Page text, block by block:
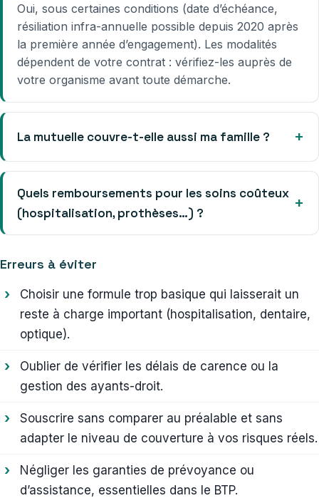
Oui, sous certaines conditions (date d’échéance,
résiliation infra-annuelle possible depuis 2020 après
la première année d’engagement). Les modalités
dépendent de votre contrat : vérifiez-les auprès de
votre organisme avant toute démarche.
La mutuelle couvre-t-elle aussi ma famille ?
Quels remboursements pour les soins coûteux
(hospitalisation, prothèses…) ?
Erreurs à éviter
Choisir une formule trop basique qui laisserait un
reste à charge important (hospitalisation, dentaire,
optique).
Oublier de vérifier les délais de carence ou la
gestion des ayants-droit.
Souscrire sans comparer au préalable et sans
adapter le niveau de couverture à vos risques réels.
Négliger les garanties de prévoyance ou
d’assistance, essentielles dans le BTP.